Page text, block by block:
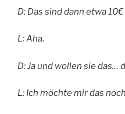
D: Das sind dann etwa
L: Aha.
D: Ja und wollen sie das…
L: Ich möchte mir das